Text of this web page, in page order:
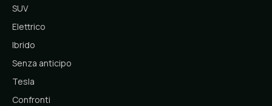
SUV
Elettrico
Ibrido
Senza anticipo
Tesla
Confronti